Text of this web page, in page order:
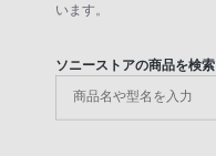
います。
ソニーストアの商品を検索